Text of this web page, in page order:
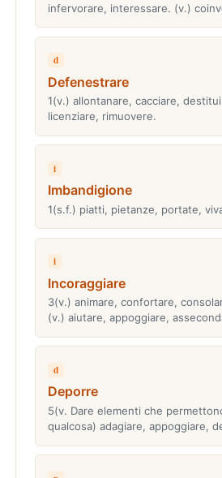
infervorare, interessare. (v.)
d
Defenestrare
1(v.) allontanare, cacciare,
licenziare, rimuovere.
i
Imbandigione
1(s.f.) piatti, pietanze, portate,
i
Incoraggiare
3(v.) animare, confortare,
(v.) aiutare, appoggiare,
d
Deporre
5(v. Dare elementi che
qualcosa) adagiare, appoggiare,